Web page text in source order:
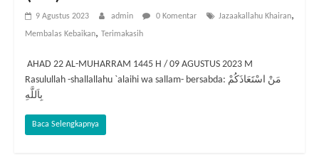
9 Agustus 2023 admin 0 Komentar Jazaakallahu Khairan,
Membalas Kebaikan, Terimakasih
️ AHAD 22 AL-MUHARRAM 1445 H / 09 AGUSTUS 2023 M
Rasulullah -shallallahu `alaihi wa sallam- bersabda: مَنْ اسْتَعَاذَكُمْ
بِاَللَّهِ
Baca Selengkapnya